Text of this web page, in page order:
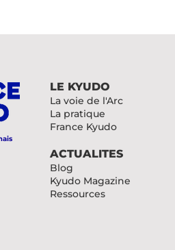
LE KYUDO
La voie de l'Arc
La pratique
France Kyudo
ACTUALITES
Blog
Kyudo Magazine
Ressources